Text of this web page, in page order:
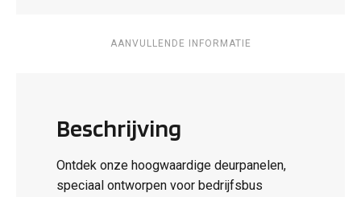
AANVULLENDE INFORMATIE
Beschrijving
Ontdek onze hoogwaardige deurpanelen,
speciaal ontworpen voor bedrijfsbus